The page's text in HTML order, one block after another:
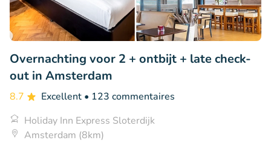
Overnachting voor 2 + ontbijt + late check-
out in Amsterdam
8.7 Excellent • 123 commentaires
Holiday Inn Express Sloterdijk
Amsterdam (8km)